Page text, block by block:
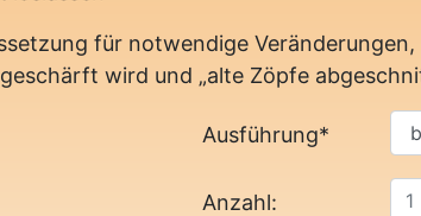
für notwendige
wird und „alte Zöpfe
Ausführung*
Anzahl: